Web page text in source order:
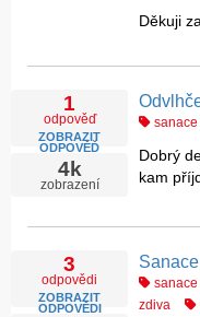
Děkuji
1
odpověď
ZOBRAZIT
ODPOVĚĎ
4k
zobrazení
Dobrý
kam
3
odpovědi
ZOBRAZIT
ODPOVĚDI
zdiva